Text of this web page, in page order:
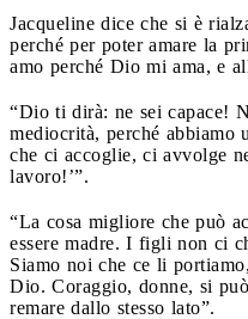
Jacqueline dice che si è
perché per poter amare la
amo perché Dio mi ama, e
“Dio ti dirà: ne sei capace!
mediocrità, perché abbiamo
che ci accoglie, ci avvolge
lavoro!’”.
“La cosa migliore che può
essere madre. I figli non ci
Siamo noi che ce li
Dio. Coraggio, donne, si
remare dallo stesso lato”.